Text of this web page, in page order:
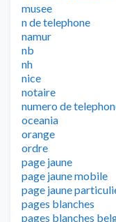
musee
n de telephone
namur
nb
nh
nice
notaire
numero de
oceania
orange
ordre
page jaune
page jaune mobile
page jaune
pages blanches
pages blanches